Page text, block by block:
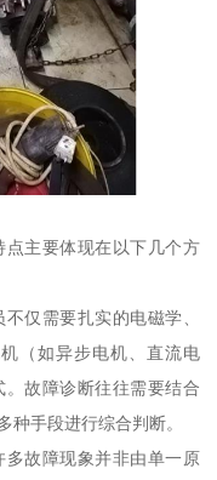
主要体现在以下几个方
仅需要扎实的电磁学、
（如异步电机、直流电
故障诊断往往需要结合
种手段进行综合判断。
故障现象并非由单一原